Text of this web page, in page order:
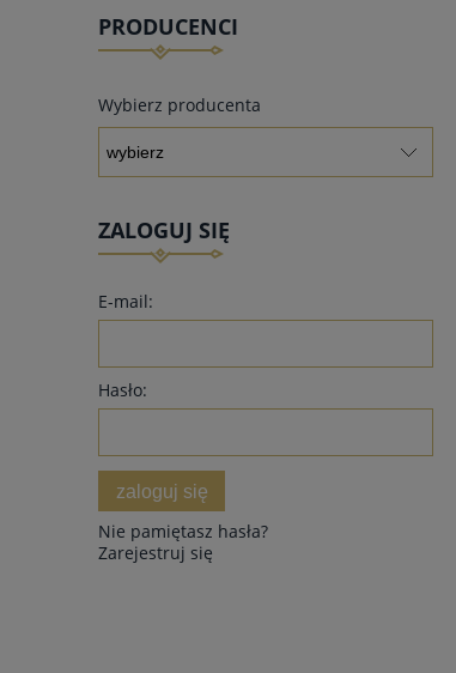
PRODUCENCI
Wybierz producenta
ZALOGUJ SIĘ
E-mail:
Hasło:
zaloguj się
Nie pamiętasz hasła?
Zarejestruj się